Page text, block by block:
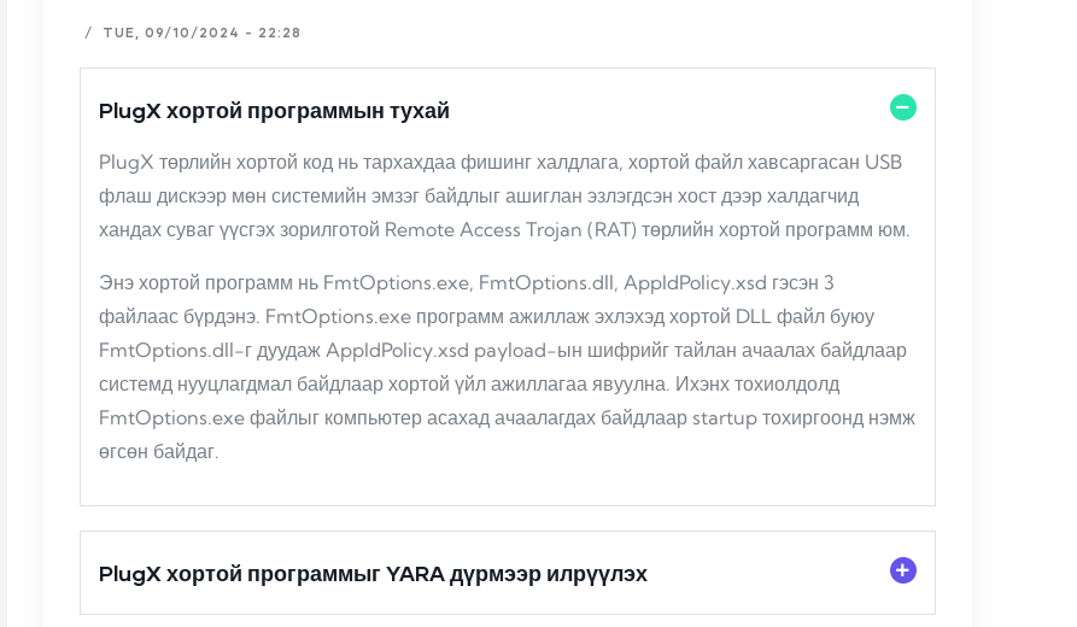
/ TUE, 09/10/2024 - 22:28
PlugX хортой программын тухай
PlugX төрлийн хортой код нь тархахдаа фишинг халдлага, хортой файл хавсаргасан USB
флаш дискээр мөн системийн эмзэг байдлыг ашиглан эзлэгдсэн хост дээр халдагчид
хандах суваг үүсгэх зорилготой Remote Access Trojan (RAT) төрлийн хортой программ юм.
Энэ хортой программ нь FmtOptions.exe, FmtOptions.dll, AppIdPolicy.xsd гэсэн 3
файлаас бүрдэнэ. FmtOptions.exe программ ажиллаж эхлэхэд хортой DLL файл буюу
FmtOptions.dll-г дуудаж AppIdPolicy.xsd payload-ын шифрийг тайлан ачаалах байдлаар
системд нууцлагдмал байдлаар хортой үйл ажиллагаа явуулна. Ихэнх тохиолдолд
FmtOptions.exe файлыг компьютер асахад ачаалагдах байдлаар startup тохиргоонд нэмж
өгсөн байдаг.
PlugX хортой программыг YARA дүрмээр илрүүлэх